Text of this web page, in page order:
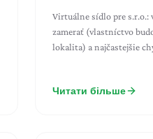
Virtuálne sídlo pre s.r.o.:
zamerať (vlastníctvo
lokalita) a najčastejšie
Читати більше